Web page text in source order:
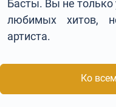
Басты. Вы не
любимых хитов,
артиста.
Ко